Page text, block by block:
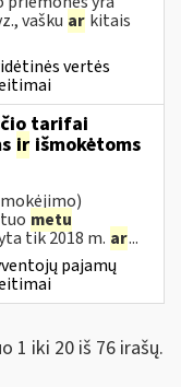
vašku ar kitais
vertės
tarifai
ir išmokėtoms
metu
tik 2018 m. ar...
pajamų
1 iki 20 iš 76 irašų.